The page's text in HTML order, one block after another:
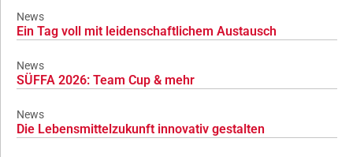
News
Ein Tag voll mit leidenschaftlichem Austausch
News
SÜFFA 2026: Team Cup & mehr
News
Die Lebensmittelzukunft innovativ gestalten